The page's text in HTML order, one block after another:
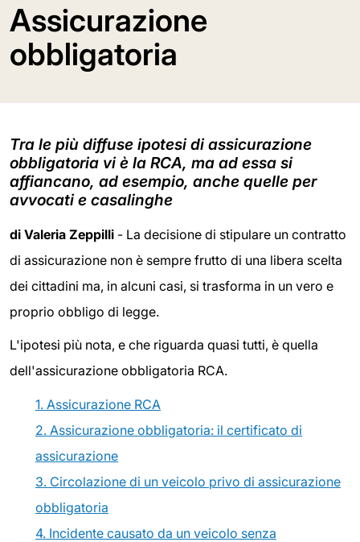
Assicurazione
obbligatoria
Tra le più diffuse ipotesi di assicurazione
obbligatoria vi è la RCA, ma ad essa si
affiancano, ad esempio, anche quelle per
avvocati e casalinghe
di Valeria Zeppilli - La decisione di stipulare un contratto
di assicurazione non è sempre frutto di una libera scelta
dei cittadini ma, in alcuni casi, si trasforma in un vero e
proprio obbligo di legge.
L'ipotesi più nota, e che riguarda quasi tutti, è quella
dell'assicurazione obbligatoria RCA.
1. Assicurazione RCA
2. Assicurazione obbligatoria: il certificato di
assicurazione
3. Circolazione di un veicolo privo di assicurazione
obbligatoria
4. Incidente causato da un veicolo senza